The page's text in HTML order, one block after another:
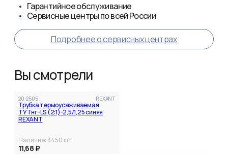
Гарантийное обслуживание
Сервисные центры по всей России
Подробнее о сервисных центрах
Вы смотрели
20-2505 REXANT
Трубка термоусаживаемая
ТУТнг-LS (2:1)-2,5/1,25 синяя
REXANT
Наличие: 3450 шт.
11,68 ₽